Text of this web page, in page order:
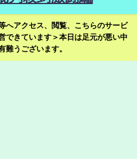
へアクセス、閲覧、こちらのサービ
できています＞本日は足元が悪い中
難うございます。